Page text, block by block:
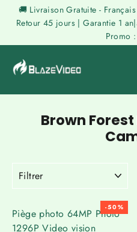
Passer🚚 Livraison Gratuite -
Retour 45 jours | Garantie 1
Promo
Brown
-50%
Piège photo 64MP Photo
1296P Video vision